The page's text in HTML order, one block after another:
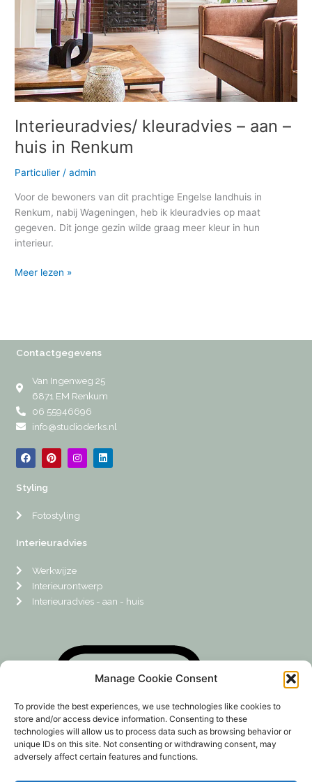
Manage Cookie Consent
To provide the best experiences, we use technologies like cookies to
store and/or access device information. Consenting to these
technologies will allow us to process data such as browsing behavior or
unique IDs on this site. Not consenting or withdrawing consent, may
adversely affect certain features and functions.
Interieuradvies/ kleuradvies – aan –
huis in Renkum
Particulier /admin
Voor de bewoners van dit prachtige Engelse landhuis in
Renkum, nabij Wageningen, heb ik kleuradvies op maat
gegeven. Dit jonge gezin wilde graag meer kleur in hun
interieur.
Meer lezen »
Interieuradvies
Werkwijze
Interieurontwerp
Interieuradvies - aan - huis
Styling
Fotostyling
Contactgegevens
Van Ingenweg 25
6871 EM Renkum
06 55946696
info@studioderks.nl
F
a
c
b
P
i
n
s
I
n
s
a
L
i
n